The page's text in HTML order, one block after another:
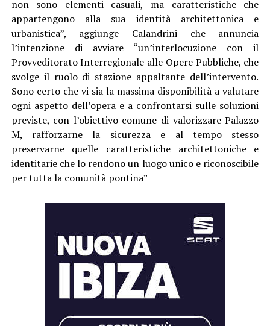
non sono elementi casuali, ma caratteristiche che
appartengono alla sua identità architettonica e
urbanistica”, aggiunge Calandrini che annuncia
l’intenzione di avviare “un’interlocuzione con il
Provveditorato Interregionale alle Opere Pubbliche, che
svolge il ruolo di stazione appaltante dell’intervento.
Sono certo che vi sia la massima disponibilità a valutare
ogni aspetto dell’opera e a confrontarsi sulle soluzioni
previste, con l’obiettivo comune di valorizzare Palazzo
M, rafforzarne la sicurezza e al tempo stesso
preservarne quelle caratteristiche architettoniche e
identitarie che lo rendono un luogo unico e riconoscibile
per tutta la comunità pontina”